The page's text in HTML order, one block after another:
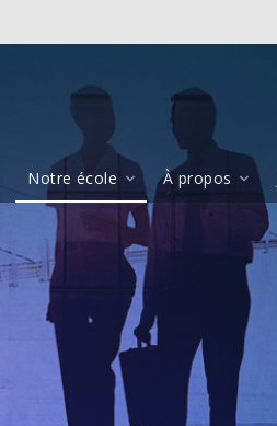
Notre école À propos